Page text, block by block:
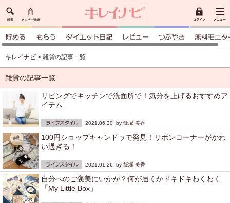
キレイナビ > 雑貨の記事一覧
雑貨の記事一覧
リビングでキッチンで洗面所で！気分を上げるおすすめア
イテム
2021.06.30 by 飯塚 美香
100円ショップキャンドゥで発見！リボンコーナーがかわ
い過ぎる！
2021.01.26 by 飯塚 美香
自分へのご褒美にいかが？何が届くかドキドキわくわく
「My Little Box」